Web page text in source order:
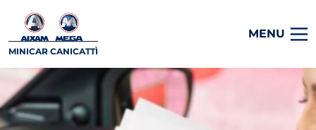
MINICAR CANICATTÌ
MENU